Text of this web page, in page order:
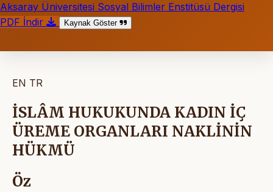
Aksaray Üniversitesi Sosyal Bilimler Enstitüsü Dergisi
PDF İndir
Kaynak Göster
EN TR
İSLÂM HUKUKUNDA KADIN İÇ
ÜREME ORGANLARI NAKLİNİN
HÜKMÜ
Öz